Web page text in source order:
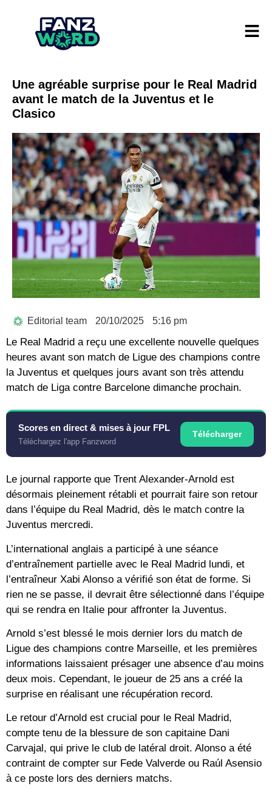
Une agréable surprise pour le Real Madrid
avant le match de la Juventus et le
Clasico
Editorial team 20/10/2025 5:16 pm
Le Real Madrid a reçu une excellente nouvelle quelques
heures avant son match de Ligue des champions contre
la Juventus et quelques jours avant son très attendu
match de Liga contre Barcelone dimanche prochain.
Scores en direct & mises à jour FPL
Téléchargez l'app Fanzword
Télécharger
Le journal rapporte que Trent Alexander-Arnold est
désormais pleinement rétabli et pourrait faire son retour
dans l’équipe du Real Madrid, dès le match contre la
Juventus mercredi.
L’international anglais a participé à une séance
d’entraînement partielle avec le Real Madrid lundi, et
l’entraîneur Xabi Alonso a vérifié son état de forme. Si
rien ne se passe, il devrait être sélectionné dans l’équipe
qui se rendra en Italie pour affronter la Juventus.
Arnold s’est blessé le mois dernier lors du match de
Ligue des champions contre Marseille, et les premières
informations laissaient présager une absence d’au moins
deux mois. Cependant, le joueur de 25 ans a créé la
surprise en réalisant une récupération record.
Le retour d’Arnold est crucial pour le Real Madrid,
compte tenu de la blessure de son capitaine Dani
Carvajal, qui prive le club de latéral droit. Alonso a été
contraint de compter sur Fede Valverde ou Raúl Asensio
à ce poste lors des derniers matchs.